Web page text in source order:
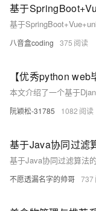
八音盒coding 375
阮颖松-31785 1082
不愿透漏名字的帅哥 737